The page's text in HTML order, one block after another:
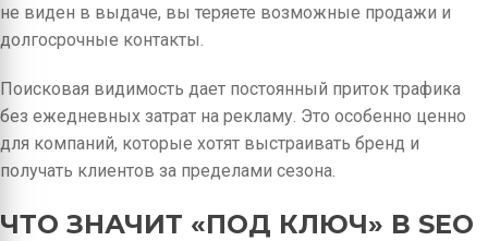
не виден в выдаче, вы теряете возможные продажи и
долгосрочные контакты.
Поисковая видимость дает постоянный приток трафика
без ежедневных затрат на рекламу. Это особенно ценно
для компаний, которые хотят выстраивать бренд и
получать клиентов за пределами сезона.
ЧТО ЗНАЧИТ «ПОД КЛЮЧ» В SEO